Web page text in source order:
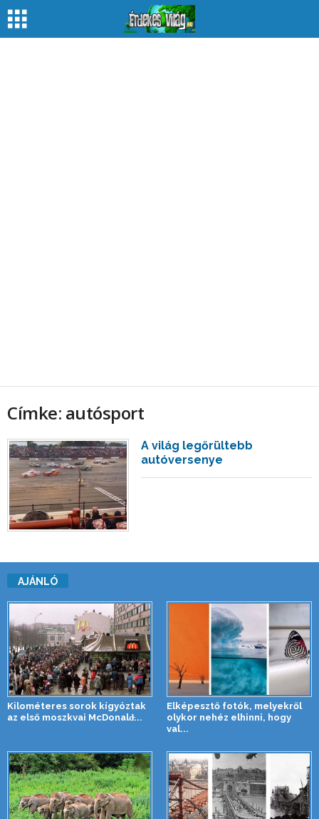
Címke: autósport
A világ legőrültebb
autóversenye
AJÁNLÓ
Kilométeres sorok kígyóztak
az első moszkvai McDonald̵...
Elképesztő fotók, melyekről
olykor nehéz elhinni, hogy
val...